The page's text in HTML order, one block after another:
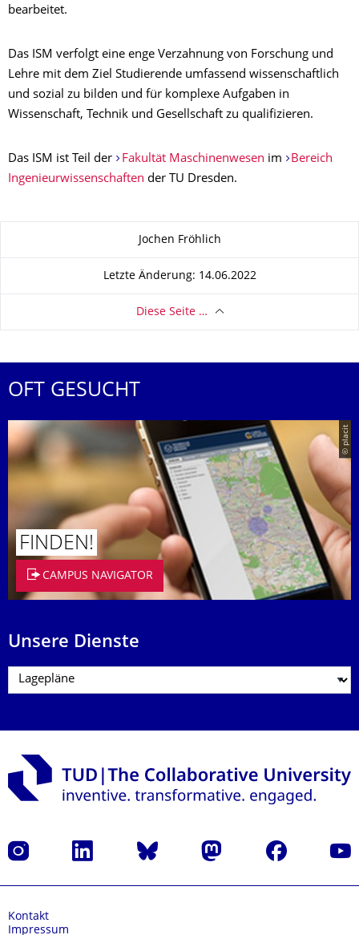
bearbeitet.
Das ISM verfolgt eine enge Verzahnung von Forschung und
Lehre mit dem Ziel Studierende umfassend wissenschaftlich
und sozial zu bilden und für komplexe Aufgaben in
Wissenschaft, Technik und Gesellschaft zu qualifizieren.
Das ISM ist Teil der Fakultät Maschinenwesen im
Bereich
Ingenieurwissenschaften der TU Dresden.
Jochen Fröhlich
Letzte Änderung: 14.06.2022
Diese Seite …
OFT GESUCHT
© placit
FINDEN!
CAMPUS NAVIGATOR
Unsere Dienste
Instagram LinkedIn Bluesky Mastodon Facebook
Kontakt
Impressum